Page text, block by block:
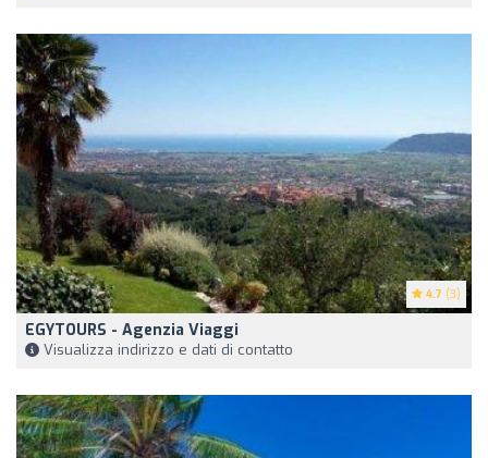
4.7 (3)
EGYTOURS - Agenzia Viaggi
Visualizza indirizzo e dati di contatto